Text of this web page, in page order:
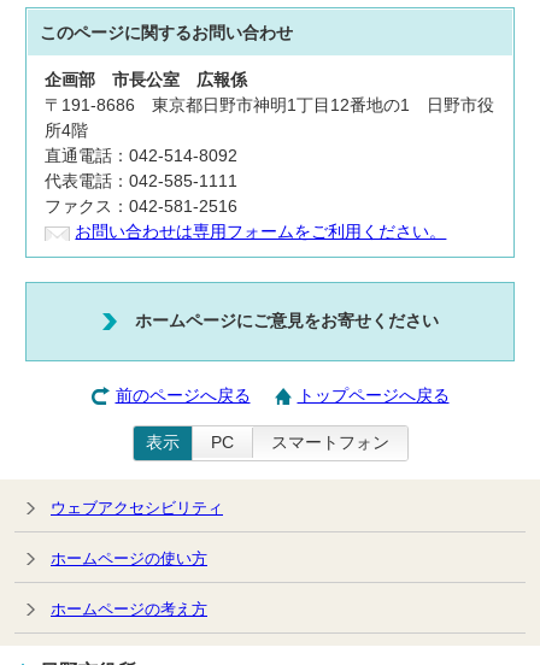
このページに関するお問い合わせ
企画部市長公室 広報係
〒191-8686 東京都日野市神明1丁目12番地の1 日野市役
所4階
直通電話：042-514-8092
代表電話：042-585-1111
ファクス：042-581-2516
お問い合わせは専用フォームをご利用ください。
ホームページにご意見をお寄せください
前のページへ戻る トップページへ戻る
表示 PC スマートフォン
ウェブアクセシビリティ
ホームページの使い方
ホームページの考え方